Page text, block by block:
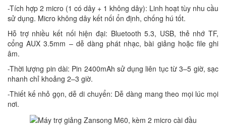
-Tích hợp 2 micro (1 có dây + 1 không dây): Linh hoạt tùy nhu cầu
sử dụng. Micro không dây kết nối ổn định, chống hú tốt.
Hỗ trợ nhiều kết nối hiện đại: Bluetooth 5.3, USB, thẻ nhớ TF,
cổng AUX 3.5mm – dễ dàng phát nhạc, bài giảng hoặc file ghi
âm.
-Thời lượng pin dài: Pin 2400mAh sử dụng liên tục từ 3–5 giờ, sạc
nhanh chỉ khoảng 2–3 giờ.
-Thiết kế nhỏ gọn, dễ di chuyển: Dễ dàng mang theo mọi lúc mọi
nơi.